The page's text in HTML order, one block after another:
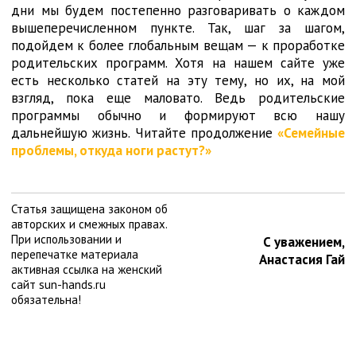
дни мы будем постепенно разговаривать о каждом
вышеперечисленном пункте. Так, шаг за шагом,
подойдем к более глобальным вещам — к проработке
родительских программ. Хотя на нашем сайте уже
есть несколько статей на эту тему, но их, на мой
взгляд, пока еще маловато. Ведь родительские
программы обычно и формируют всю нашу
дальнейшую жизнь. Читайте продолжение «Семейные
проблемы, откуда ноги растут?»
Статья защищена законом об
авторских и смежных правах.
При использовании и
перепечатке материала
активная ссылка на женский
сайт sun-hands.ru
обязательна!
С уважением,
Анастасия Гай